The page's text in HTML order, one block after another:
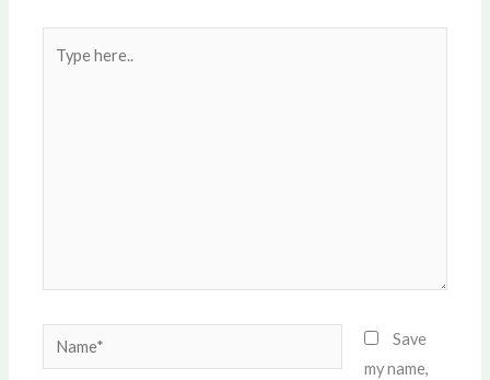
here..
Name*
Save
my name,